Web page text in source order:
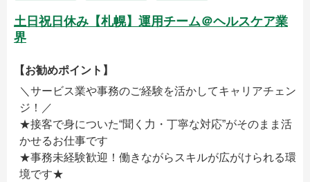
土日祝日休み【札幌】運用チーム＠ヘルスケア業
界
【お勧めポイント】
＼サービス業や事務のご経験を活かしてキャリアチェン
ジ！／
★接客で身についた“聞く力・丁寧な対応”がそのまま活
かせるお仕事です
★事務未経験歓迎！働きながらスキルが広がけられる環
境です★